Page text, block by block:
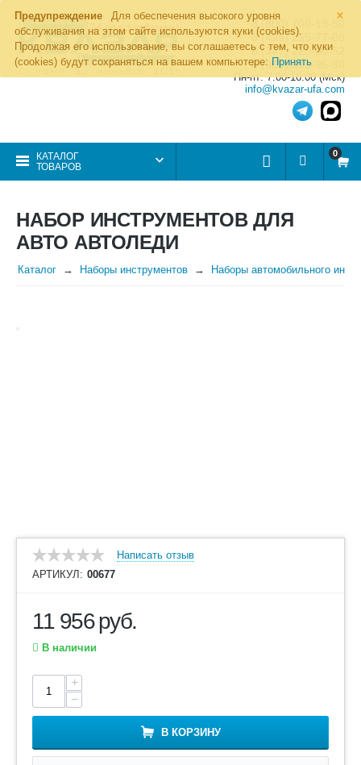
×
Предупреждение
Для обеспечения высокого уровня
обслуживания на этом сайте используются куки (cookies).
Продолжая его использование, вы соглашаетесь с тем, что куки
(cookies) будут сохраняться на вашем компьютере: Принять
8 (800) 700-19-50
8 (495) 255-77-08
8 (347) 225-00-52
8 (986) 963-95-80
Пн-пт: 7.00-16.00 (Мск)
info@kvazar-ufa.com
КАТАЛОГ
ТОВАРОВ
0
НАБОР ИНСТРУМЕНТОВ ДЛЯ
АВТО АВТОЛЕДИ
Каталог Наборы инструментов Наборы автомобильного
Написать отзыв
АРТИКУЛ: 00677
11 956руб.
В наличии
+
−
В КОРЗИНУ